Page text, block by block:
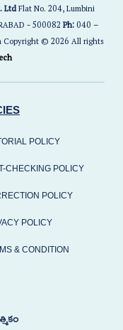
LtdFlat No. 204, Lumbini
- 500082Ph:040 –
© 2026 All rights
POLICY
CHECKING POLICY
POLICY
POLICY
& CONDITION